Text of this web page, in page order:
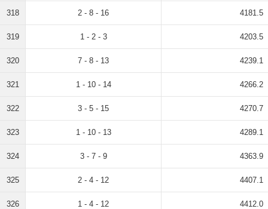
318 2 - 8 - 16 4181.5
319 1 - 2 - 3 4203.5
320 7 - 8 - 13 4239.1
321 1 - 10 - 14 4266.2
322 3 - 5 - 15 4270.7
323 1 - 10 - 13 4289.1
324 3 - 7 - 9 4363.9
325 2 - 4 - 12 4407.1
326 1 - 4 - 12 4412.0